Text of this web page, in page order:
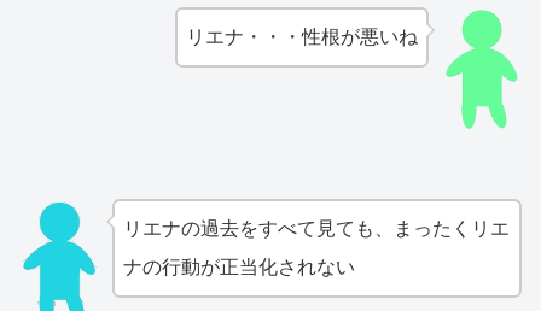
リエナ・・・性根が悪いね
リエナの過去をすべて見ても、まったくリエ
ナの行動が正当化されない